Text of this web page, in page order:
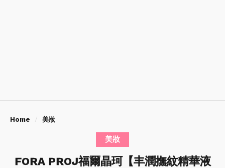
Home 美妝
美妝
FORA PROJ福爾晶珂【丰潤撫紋精華液